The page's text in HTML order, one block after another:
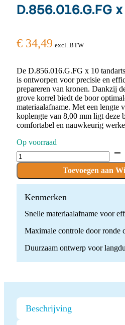
D.856.016.G.FG
€ 34,49 excl. BTW
De D.856.016.G.FG x 10
is ontworpen voor precisie en
prepareren van kronen. Dankzij
grove korrel biedt de boor
materiaalafname. Met een lengte
koplengte van 8,00 mm ligt deze
comfortabel en nauwkeurig
Op voorraad
D.856.016.G.FG
x
Boren
quantity
Toevoegen aan
Kenmerken
Snelle materiaalafname voor
Maximale controle door ronde
Duurzaam ontwerp voor
Beschrijving